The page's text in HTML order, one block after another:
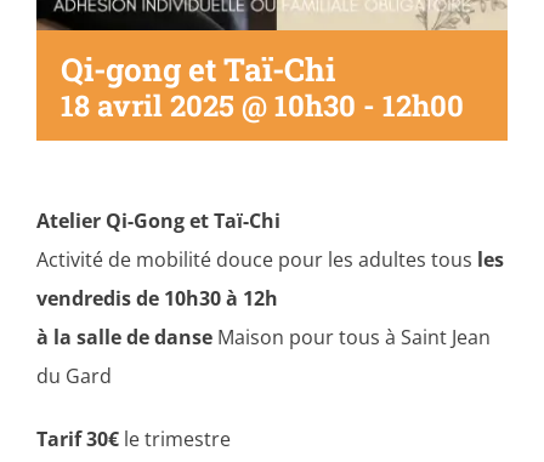
Qi-gong et Taï-Chi
18 avril 2025 @ 10h30 - 12h00
Atelier Qi-Gong et Taï-Chi
Activité de mobilité douce pour les adultes tous les
vendredis de 10h30 à 12h
à la salle de danse Maison pour tous à Saint Jean
du Gard
Tarif 30€ le trimestre